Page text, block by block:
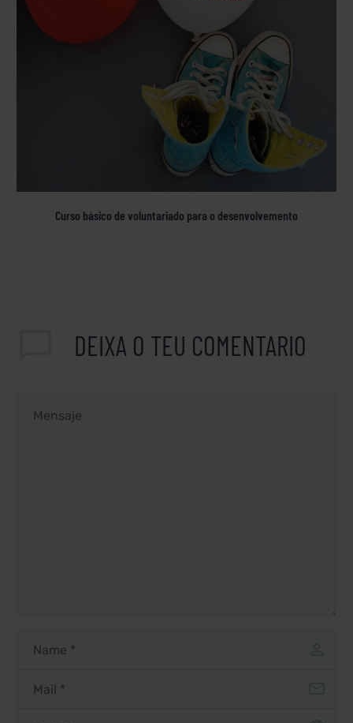
Curso básico de voluntariado para o desenvolvemento
DEIXA O TEU COMENTARIO